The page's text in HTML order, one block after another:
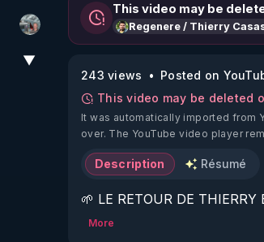
Ben Garneau
▼
This video may be
Regenere / Thierry
243 views
Posted on
This video may be deleted
It was automatically imported from
over. The YouTube video player
Description Résumé
🌱 LE RETOUR DE
More